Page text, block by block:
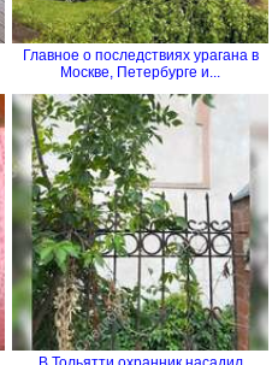
Главное о последствиях урагана в
Москве, Петербурге и...